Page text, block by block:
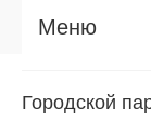
Меню
Городской